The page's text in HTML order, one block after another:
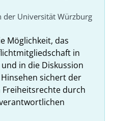
der Universität Würzburg
Möglichkeit, das
in
in die Diskussion
sichert der
Freiheitsrechte durch